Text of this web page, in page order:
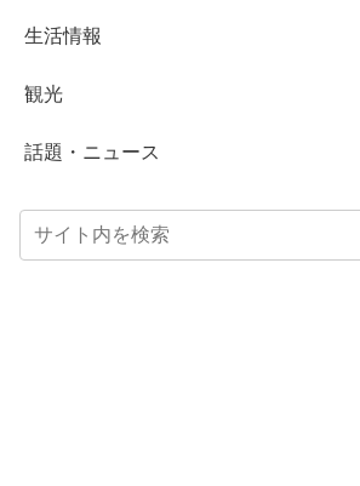
生活情報
観光
話題・ニュース